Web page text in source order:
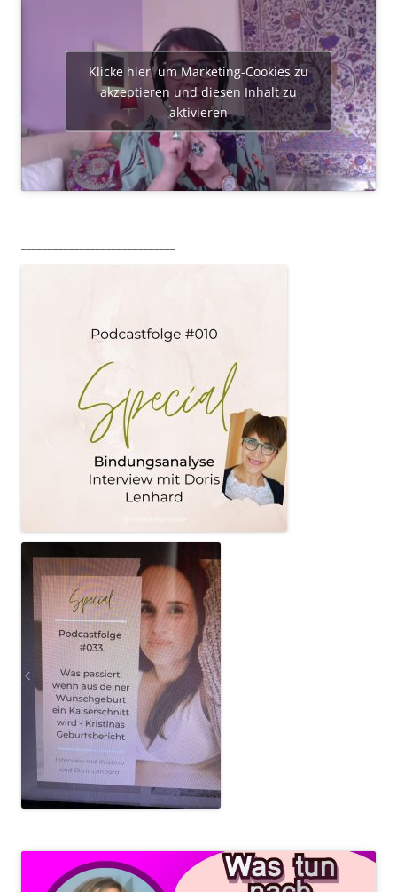
Klicke hier, um Marketing-Cookies zu
akzeptieren und diesen Inhalt zu
aktivieren